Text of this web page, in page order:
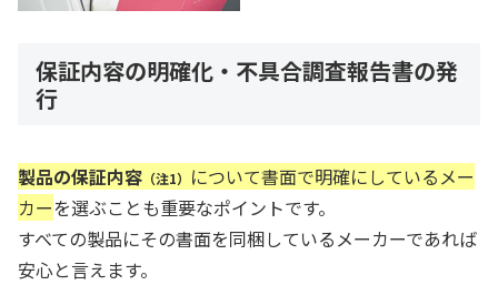
保証内容の明確化・不具合調査報告書の発
行
製品の保証内容 （注1） について書面で明確にしているメー
カーを選ぶことも重要なポイントです。
すべての製品にその書面を同梱しているメーカーであれば
安心と言えます。